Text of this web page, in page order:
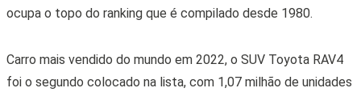
ocupa o topo do ranking que é compilado desde 1980.
Carro mais vendido do mundo em 2022, o SUV Toyota RAV4
foi o segundo colocado na lista, com 1,07 milhão de unidades